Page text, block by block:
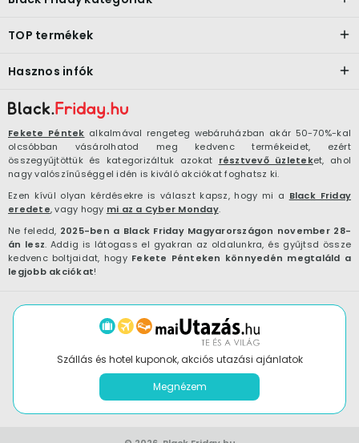
Fekete Péntek alkalmával rengeteg webáruházban akár 50-70%-kal
olcsóbban vásárolhatod meg kedvenc termékeidet, ezért
összegyűjtöttük és kategorizáltuk azokat résztvevő üzleteket, ahol
nagy valószínűséggel idén is kiváló akciókat foghatsz ki.
Ezen kívül olyan kérdésekre is választ kapsz, hogy mi a Black Friday
eredete, vagy hogy mi az a Cyber Monday.
Ne feledd, 2025-ben a Black Friday Magyarországon november 28-
án lesz. Addig is látogass el gyakran az oldalunkra, és gyűjtsd össze
kedvenc boltjaidat, hogy Fekete Pénteken könnyedén megtaláld a
legjobb akciókat!
TOP termékek
Hasznos infók
Szállás és hotel kuponok, akciós utazási ajánlatok
Megnézem